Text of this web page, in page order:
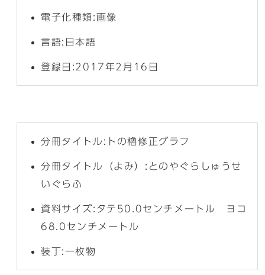
電子化種類:画像
言語:日本語
登録日:2017年2月16日
分冊タイトル:トの櫓修正グラフ
分冊タイトル（よみ）:とのやぐらしゅうせ
いぐらふ
資料サイズ:タテ50.0センチメートル ヨコ
68.0センチメートル
装丁:一枚物